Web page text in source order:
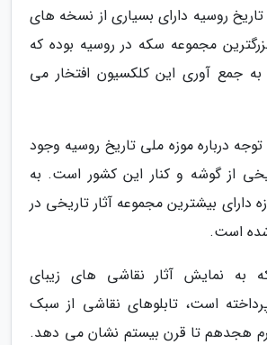
تاریخ روسیه دارای بسیاری از نسخه های
مجموعه سکه در روسیه بوده که
جمع آوری این کلکسیون افتخار می
درباره موزه ملی تاریخ روسیه وجود
از گوشه و کنار این کشور است. به
دارای بیشترین مجموعه آثار تاریخی در
است.
به نمایش آثار نقاشی های زیبای
است، تابلوهای نقاشی از سبک
هجدهم تا قرن بیستم نشان می دهد.